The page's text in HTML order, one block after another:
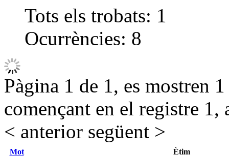
Tots els trobats: 1
Ocurrències: 8
Pàgina 1 de 1, es mostren
començant en el registre 1,
< anterior següent >
Mot
Ètim